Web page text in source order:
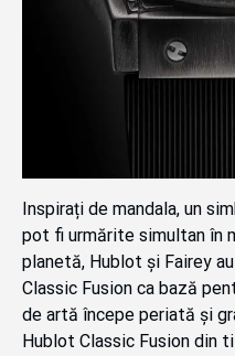
Inspirați de mandala, un
pot fi urmărite simultan în
planetă, Hublot și Fairey
Classic Fusion ca bază
de artă începe periată și
Hublot Classic Fusion din